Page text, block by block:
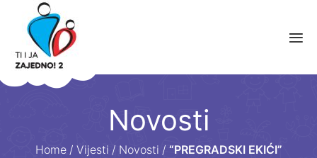
Novosti
Home / Vijesti / Novosti / “PREGRADSKI EKIĆI”